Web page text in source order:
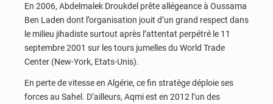
En 2006, Abdelmalek Droukdel prête allégeance à Oussama
Ben Laden dont l’organisation jouit d’un grand respect dans
le milieu jihadiste surtout après l’attentat perpétré le 11
septembre 2001 sur les tours jumelles du World Trade
Center (New-York, Etats-Unis).
En perte de vitesse en Algérie, ce fin stratège déploie ses
forces au Sahel. D’ailleurs, Aqmi est en 2012 l’un des